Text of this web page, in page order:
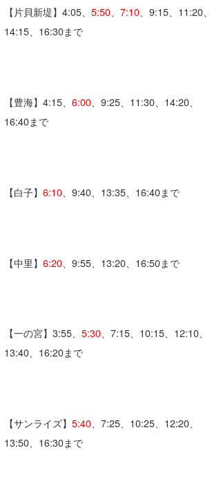
【片貝新堤】4:05、5:50、7:10、9:15、11:20、
14:15、16:30まで
【豊海】4:15、6:00、9:25、11:30、14:20、
16:40まで
【白子】6:10 、9:40、13:35、16:40まで
【中里】6:20 、9:55、13:20、16:50まで
【一の宮】3:55、5:30、7:15、10:15、12:10、
13:40、16:20まで
【サンライズ】5:40、7:25、10:25、12:20、
13:50、16:30まで
ライター/寄稿メディア
Core Surf Japan
mitsuteru Kamio
Yasunari Inoue
熊谷素子
SURFMEDIA
Colors MAGAZINE
福島寿実子
植村未来
喜納海人
波伝説スタッフ
ECE
KID